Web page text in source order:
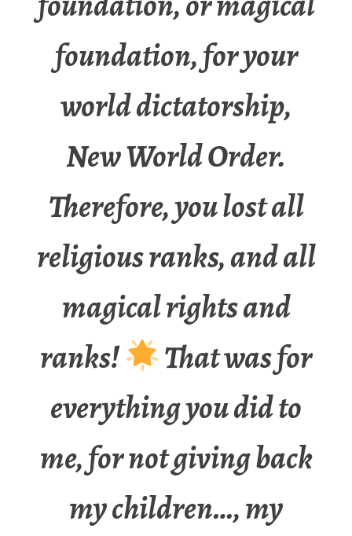
foundation, for your
world dictatorship,
New World Order.
Therefore, you lost all
religious ranks, and all
magical rights and
ranks!
That was for
everything you did to
me, for not giving back
my children…, my